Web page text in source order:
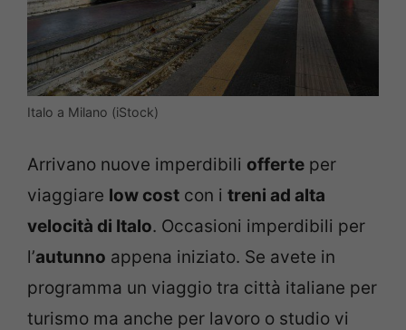
Italo a Milano (iStock)
Arrivano nuove imperdibili offerte per
viaggiare low cost con i treni ad alta
velocità di Italo. Occasioni imperdibili per
l’autunno appena iniziato. Se avete in
programma un viaggio tra città italiane per
turismo ma anche per lavoro o studio vi